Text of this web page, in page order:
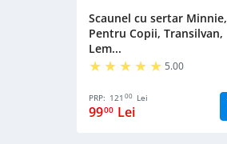
Scaunel cu sertar Minnie,
Pentru Copii, Transilvan,
Lem...
5.00
PRP: 121 00 Lei
9900 Lei